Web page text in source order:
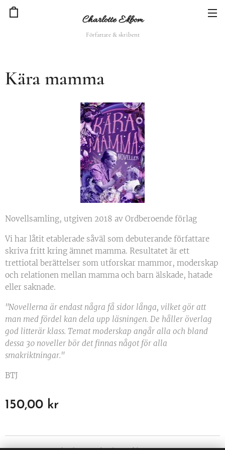
Charlotte Ekbom
Författare & skribent
Kära mamma
Novellsamling, utgiven 2018 av Ordberoende förlag
Vi har låtit etablerade såväl som debuterande författare
skriva fritt kring ämnet mamma. Resultatet är ett
trettiotal berättelser som utforskar mammor, moderskap
och relationen mellan mamma och barn älskade, hatade
eller saknade.
"Novellerna är endast några få sidor långa, vilket gör att
man med fördel kan dela upp läsningen. De håller överlag
god litterär klass. Temat moderskap angår alla och bland
dessa 30 noveller bör det finnas något för alla
smakriktningar."
BTJ
150,00 kr